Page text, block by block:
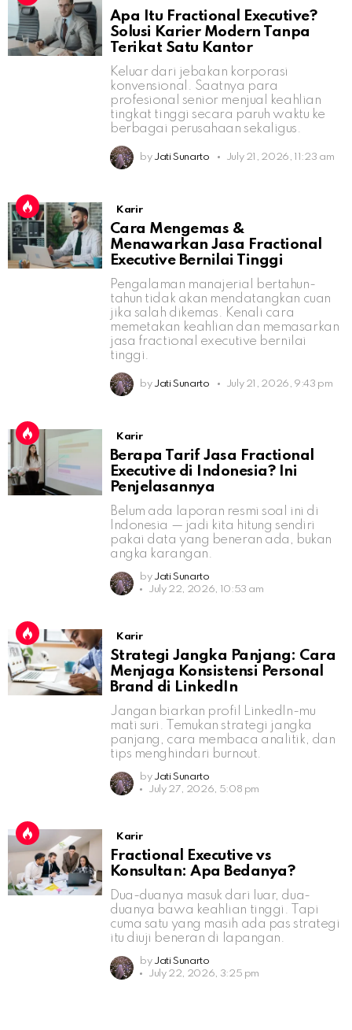
Apa Itu Fractional Executive?
Solusi Karier Modern Tanpa
Terikat Satu Kantor
Keluar dari jebakan korporasi
konvensional. Saatnya para
profesional senior menjual keahlian
tingkat tinggi secara paruh waktu ke
berbagai perusahaan sekaligus.
by Jati Sunarto July 21, 2026, 11:23 am
Karir
Cara Mengemas &
Menawarkan Jasa Fractional
Executive Bernilai Tinggi
Pengalaman manajerial bertahun-
tahun tidak akan mendatangkan cuan
jika salah dikemas. Kenali cara
memetakan keahlian dan memasarkan
jasa fractional executive bernilai
tinggi.
by Jati Sunarto July 21, 2026, 9:43 pm
Karir
Berapa Tarif Jasa Fractional
Executive di Indonesia? Ini
Penjelasannya
Belum ada laporan resmi soal ini di
Indonesia — jadi kita hitung sendiri
pakai data yang beneran ada, bukan
angka karangan.
by Jati Sunarto
July 22, 2026, 10:53 am
Karir
Strategi Jangka Panjang: Cara
Menjaga Konsistensi Personal
Brand di LinkedIn
Jangan biarkan profil LinkedIn-mu
mati suri. Temukan strategi jangka
panjang, cara membaca analitik, dan
tips menghindari burnout.
by Jati Sunarto
July 27, 2026, 5:08 pm
Karir
Fractional Executive vs
Konsultan: Apa Bedanya?
Dua-duanya masuk dari luar, dua-
duanya bawa keahlian tinggi. Tapi
cuma satu yang masih ada pas strategi
itu diuji beneran di lapangan.
by Jati Sunarto
July 22, 2026, 3:25 pm